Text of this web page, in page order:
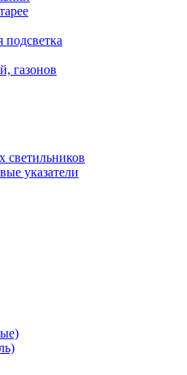
газонов
указатели